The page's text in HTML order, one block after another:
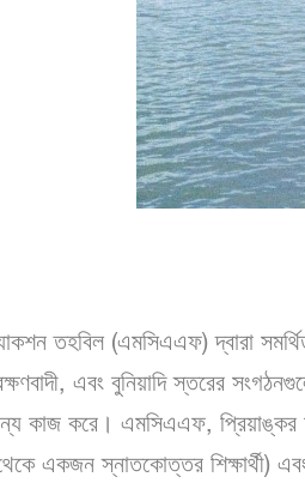
তহবিল (এমসিএএফ) দ্বারা
এবং বুনিয়াদি স্তরের
কাজ করে। এমসিএএফ, প্রিয়াঙ্কর
একজন স্নাতকোত্তর শিক্ষার্থী)